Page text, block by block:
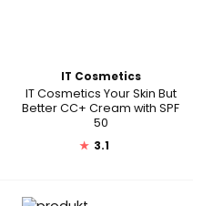
IT Cosmetics
IT Cosmetics Your Skin But
Better CC+ Cream with SPF
50
★ 3.1